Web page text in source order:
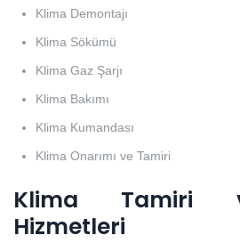
Klima Demontajı
Klima Sökümü
Klima Gaz Şarjı
Klima Bakımı
Klima Kumandası
Klima Onarımı ve Tamiri
Klima Tamiri
Hizmetleri